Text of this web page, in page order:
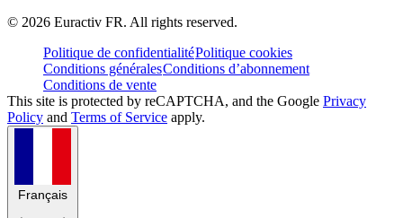
© 2026 Euractiv FR. All rights reserved.
Politique de confidentialitéPolitique cookies
Conditions généralesConditions d’abonnement
Conditions de vente
This site is protected by reCAPTCHA, and the Google Privacy
Policy and Terms of Service apply.
Français